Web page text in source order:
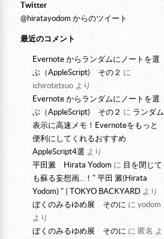
Twitter
@hiratayodom からのツイート
最近のコメント
Evernote からランダムにノートを選
ぶ（AppleScript) その２ に
ichirotetsuo より
Evernote からランダムにノートを選
ぶ（AppleScript) その２ に ランダム
表示に高速メモ！Evernoteをもっと
便利にしてくれるおすすめ
AppleScript4選 より
平田澱 Hirata Yodom に 目を閉じて
も蘇る妄想画…！" 平田 澱(Hirata
Yodom) " | TOKYO BACKYARD より
ぼくのみるゆめ展 そのに に yodom
より
ぼくのみるゆめ展 そのに に 匿名 よ